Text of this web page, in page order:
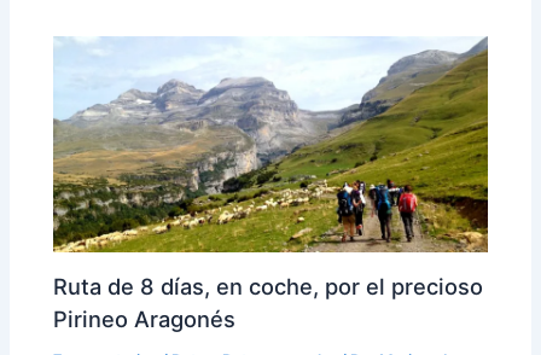
Ruta de 8 días, en coche, por el precioso
Pirineo Aragonés